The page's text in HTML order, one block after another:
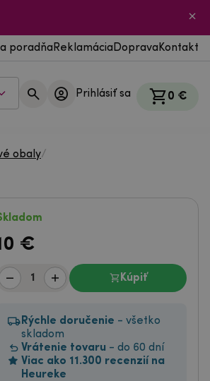
poradňa Reklamácia Doprava Kontakt
Prihlásiť sa 0 €
obaly/
€
Kúpiť
Rýchle doručenie - všetko
skladom
Vrátenie tovaru - do 60 dní
Viac ako 11.300 recenzií na
Heureke